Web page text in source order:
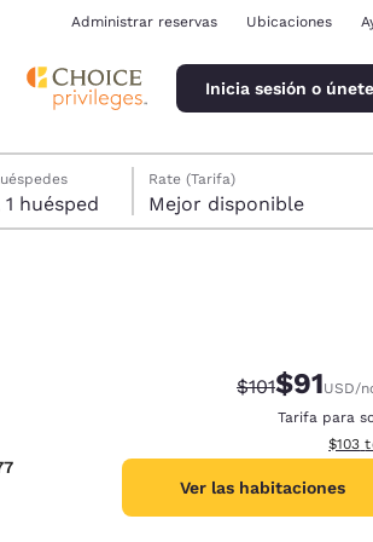
Administrar reservas Ubicaciones
Inicia sesión o únete
1 habitación, 1 huésped
Rate (Tarifa)
Mejor disponible
Precio
$101Precio
$91USD/
Tarifa para
Ver
$103
Ver las habitaciones